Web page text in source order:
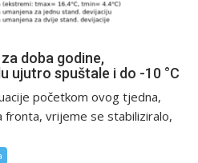
doba godine,
ujutro spuštale i do -10 °C
početkom ovog tjedna,
fronta, vrijeme se stabiliziralo,